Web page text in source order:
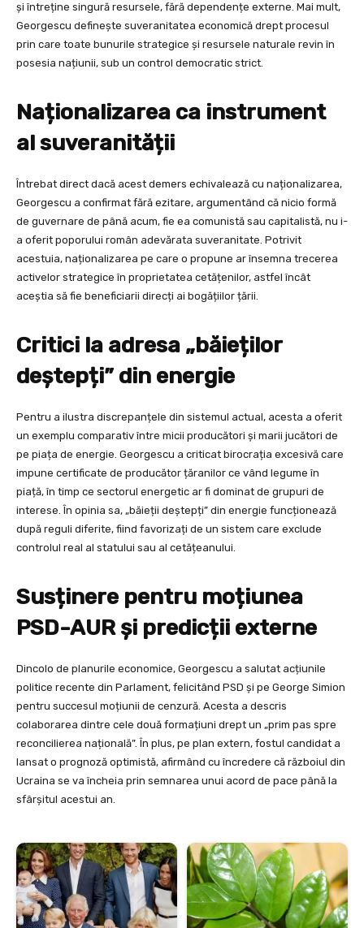
și întreține singură resursele, fără dependențe externe. Mai mult,
Georgescu definește suveranitatea economică drept procesul
prin care toate bunurile strategice și resursele naturale revin în
posesia națiunii, sub un control democratic strict.
Naționalizarea ca instrument
al suveranității
Întrebat direct dacă acest demers echivalează cu naționalizarea,
Georgescu a confirmat fără ezitare, argumentând că nicio formă
de guvernare de până acum, fie ea comunistă sau capitalistă, nu i-
a oferit poporului român adevărata suveranitate. Potrivit
acestuia, naționalizarea pe care o propune ar însemna trecerea
activelor strategice în proprietatea cetățenilor, astfel încât
aceștia să fie beneficiarii direcți ai bogățiilor țării.
Critici la adresa „băieților
deștepți” din energie
Pentru a ilustra discrepanțele din sistemul actual, acesta a oferit
un exemplu comparativ între micii producători și marii jucători de
pe piața de energie. Georgescu a criticat birocrația excesivă care
impune certificate de producător țăranilor ce vând legume în
piață, în timp ce sectorul energetic ar fi dominat de grupuri de
interese. În opinia sa, „băieții deștepți” din energie funcționează
după reguli diferite, fiind favorizați de un sistem care exclude
controlul real al statului sau al cetățeanului.
Susținere pentru moțiunea
PSD-AUR și predicții externe
Dincolo de planurile economice, Georgescu a salutat acțiunile
politice recente din Parlament, felicitând PSD și pe George Simion
pentru succesul moțiunii de cenzură. Acesta a descris
colaborarea dintre cele două formațiuni drept un „prim pas spre
reconcilierea națională”. În plus, pe plan extern, fostul candidat a
lansat o prognoză optimistă, afirmând cu încredere că războiul din
Ucraina se va încheia prin semnarea unui acord de pace până la
sfârșitul acestui an.